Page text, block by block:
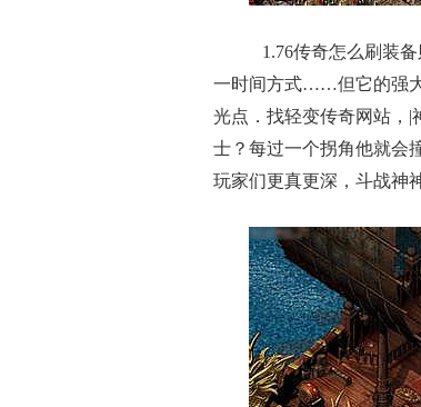
1.76传奇怎么刷装
一时间方式……但它的强
光点．找轻变传奇网站，|
士？每过一个拐角他就会
玩家们更真更深，斗战神